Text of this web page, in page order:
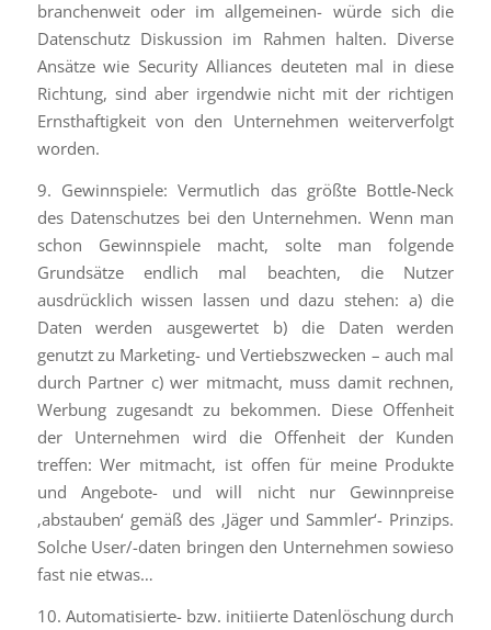
branchenweit oder im allgemeinen- würde sich die
Datenschutz Diskussion im Rahmen halten. Diverse
Ansätze wie Security Alliances deuteten mal in diese
Richtung, sind aber irgendwie nicht mit der richtigen
Ernsthaftigkeit von den Unternehmen weiterverfolgt
worden.
9. Gewinnspiele: Vermutlich das größte Bottle-Neck
des Datenschutzes bei den Unternehmen. Wenn man
schon Gewinnspiele macht, solte man folgende
Grundsätze endlich mal beachten, die Nutzer
ausdrücklich wissen lassen und dazu stehen: a) die
Daten werden ausgewertet b) die Daten werden
genutzt zu Marketing- und Vertiebszwecken – auch mal
durch Partner c) wer mitmacht, muss damit rechnen,
Werbung zugesandt zu bekommen. Diese Offenheit
der Unternehmen wird die Offenheit der Kunden
treffen: Wer mitmacht, ist offen für meine Produkte
und Angebote- und will nicht nur Gewinnpreise
‚abstauben‘ gemäß des ‚Jäger und Sammler‘- Prinzips.
Solche User/-daten bringen den Unternehmen sowieso
fast nie etwas…
10. Automatisierte- bzw. initiierte Datenlöschung durch